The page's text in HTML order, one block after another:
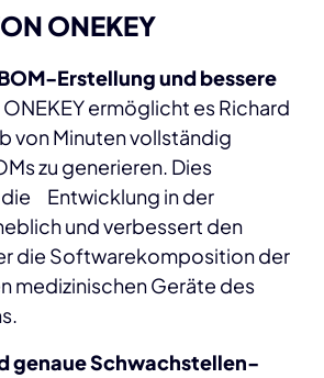
ONEKEY
Erstellung und bessere
ONEKEY ermöglicht es Richard
von Minuten vollständig
zu generieren. Dies
Entwicklung in der
und verbessert den
die Softwarekomposition der
medizinischen Geräte des
genaue Schwachstellen-